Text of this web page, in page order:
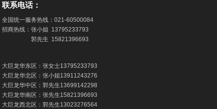
联系电话：
全国统一服务热线：021-60500084
招商热线：张小姐 13795233793
郭先生 15821396693
大巨龙华东区：张女士13795233793
大巨龙华北区：张小姐13911243276
大巨龙华中区：郭先生13699142298
大巨龙华南区：张先生15821396693
大巨龙西北区：郭先生13023276564